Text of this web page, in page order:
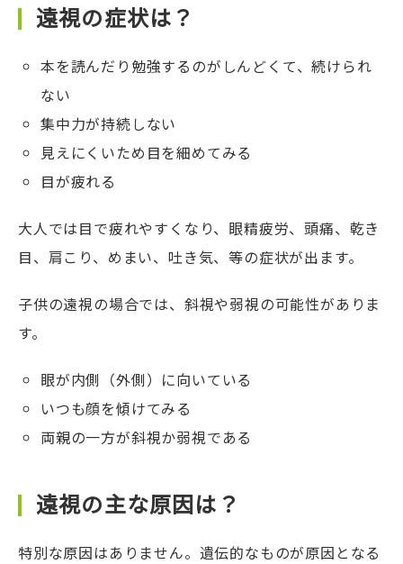
遠視の症状は？
本を読んだり勉強するのがしんどくて、続けられ
ない
集中力が持続しない
見えにくいため目を細めてみる
目が疲れる
大人では目で疲れやすくなり、眼精疲労、頭痛、乾き
目、肩こり、めまい、吐き気、等の症状が出ます。
子供の遠視の場合では、斜視や弱視の可能性がありま
す。
眼が内側（外側）に向いている
いつも顔を傾けてみる
両親の一方が斜視か弱視である
遠視の主な原因は？
特別な原因はありません。遺伝的なものが原因となる